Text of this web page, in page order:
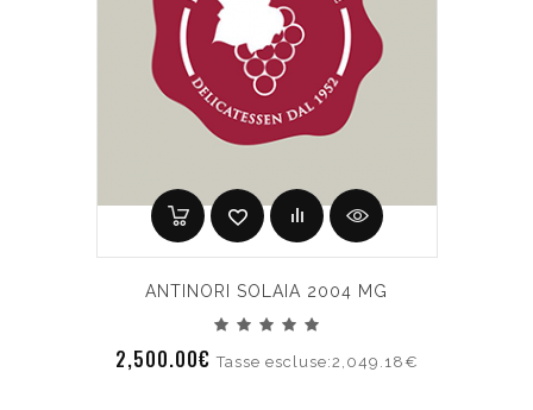
ANTINORI SOLAIA 2004 MG
2,500.00€Tasse escluse:2,049.18€